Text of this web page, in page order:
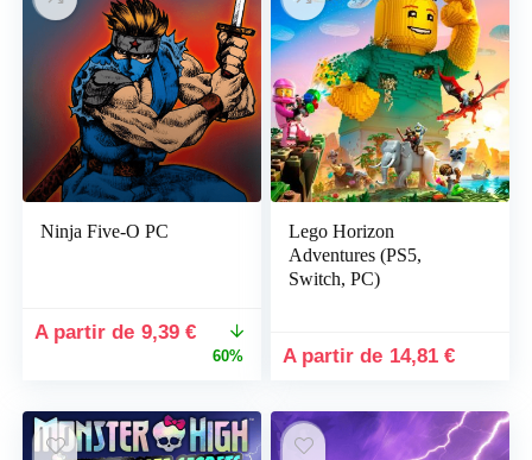
Ninja Five-O PC
Le
23,59 €.
9,39€Le
prix
9,39 €.
60%
Lego Horizon
Adventures (PS5,
Switch, PC)
14,81€